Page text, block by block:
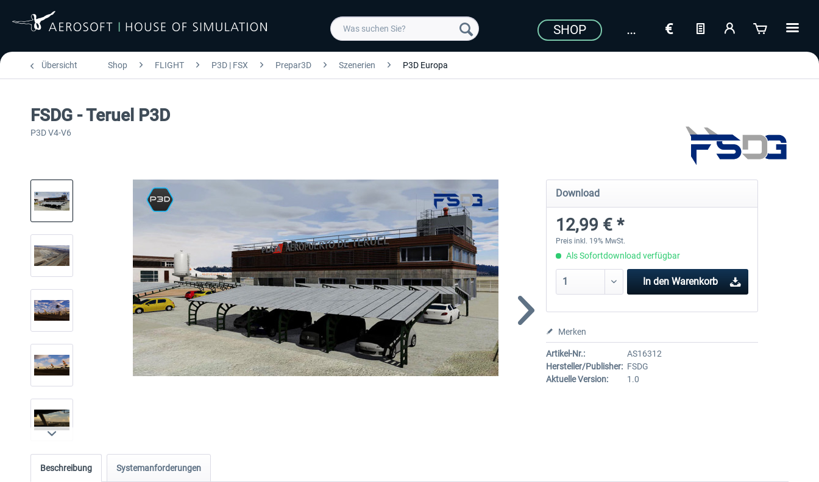
SHOP
Übersicht Shop FLIGHT P3D | FSX Prepar3D Szenerien P3D Europa
FSDG - Teruel P3D
P3D V4-V6
Download
12,99 € *
Preis inkl. 19% MwSt.
Als Sofortdownload verfügbar
In den Warenkorb
Merken
Artikel-Nr.:
AS16312
Hersteller/Publisher: FSDG
Aktuelle Version:
1.0
Beschreibung Systemanforderungen